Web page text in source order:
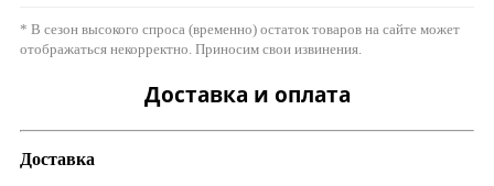
* В сезон высокого спроса (временно) остаток товаров на сайте может
отображаться некорректно. Приносим свои извинения.
Доставка и оплата
Доставка